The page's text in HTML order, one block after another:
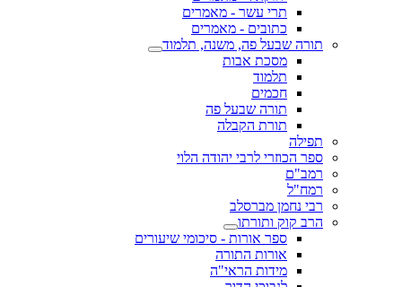
תרי עשר - מאמרים
כתובים - מאמרים
תורה שבעל פה, משנה, תלמוד
מסכת אבות
תלמוד
חכמים
תורה שבעל פה
תורת הקבלה
תפילה
ספר הכוזרי לרבי יהודה הלוי
רמב"ם
רמח"ל
רבי נחמן מברסלב
הרב קוק ותורתו
ספר אורות - סיכומי שיעורים
אורות התורה
מידות הראי"ה